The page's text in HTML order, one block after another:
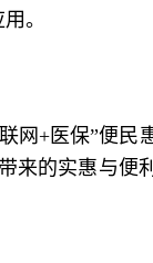
。
网+医保”便民
来的实惠与便